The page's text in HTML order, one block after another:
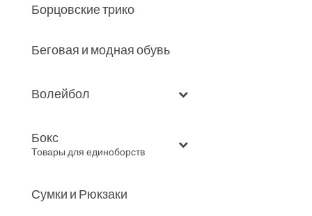
Борцовские трико
Беговая и модная обувь
Волейбол
Бокс
–
Товары для единоборств
Сумки и Рюкзаки